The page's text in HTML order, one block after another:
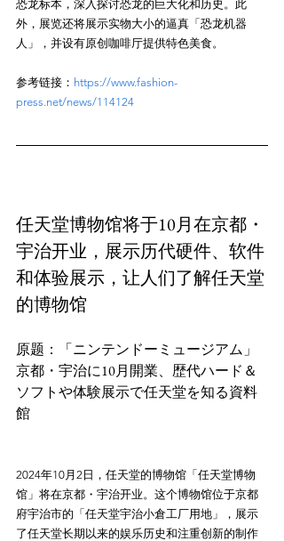
恐龙标本，深入探讨恐龙的巨大化和历史。此
外，展览还将展示实物大小的逼真「恐龙机器
参考链接： https://www.fashion-
press.net/news/114124
任天堂博物馆将于10月在京都・
宇治开业，展示历代硬件、软件
和体验展示，让人们了解任天堂
的博物馆
原题：「ニンテンドーミュージアム」
京都・宇治に10月開業、歴代ハード＆
ソフトや体験展示で任天堂を知る資料
2024年10月2日，任天堂的博物馆「任天堂博物
馆」将在京都・宇治开业。这个博物馆位于京都
府宇治市的「任天堂宇治小倉工厂用地」，展示
了任天堂长期以来的娱乐历史和注重创新的制作